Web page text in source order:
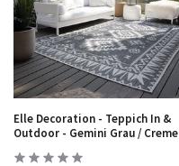
Elle Decoration - Teppich In &
Outdoor - Gemini Grau / Creme